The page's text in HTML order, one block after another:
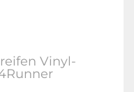
Vinyl-